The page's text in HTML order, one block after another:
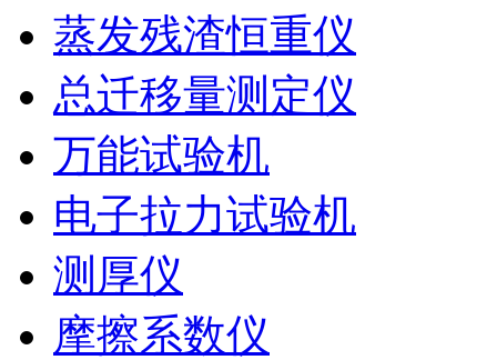
蒸发残渣恒重仪
总迁移量测定仪
万能试验机
电子拉力试验机
测厚仪
摩擦系数仪